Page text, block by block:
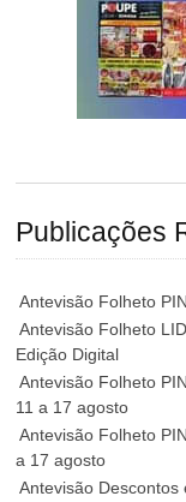
Publicações
Antevisão Folheto
Antevisão Folheto
Edição Digital
Antevisão Folheto
11 a 17 agosto
Antevisão Folheto
a 17 agosto
Antevisão Descontos